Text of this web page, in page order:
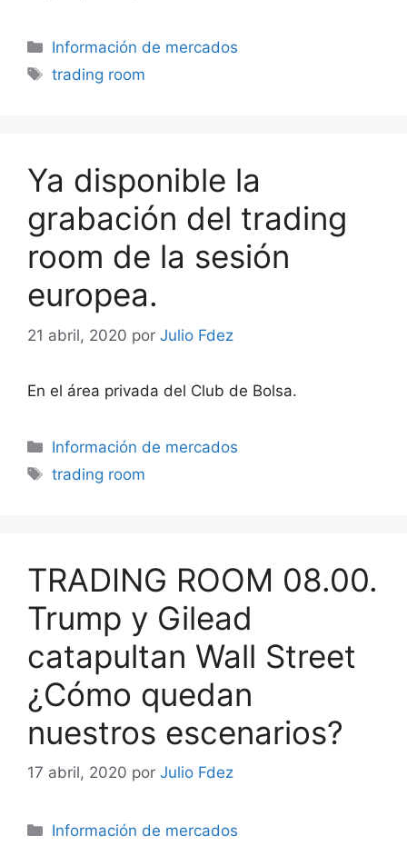
Categorías
Información de mercados
Etiquetas
trading room
Ya disponible la
grabación del trading
room de la sesión
europea.
21 abril, 2020 por Julio Fdez
En el área privada del Club de Bolsa.
Categorías
Información de mercados
Etiquetas
trading room
TRADING ROOM 08.00.
Trump y Gilead
catapultan Wall Street
¿Cómo quedan
nuestros escenarios?
17 abril, 2020 por Julio Fdez
Categorías
Información de mercados